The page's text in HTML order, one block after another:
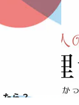
たら？